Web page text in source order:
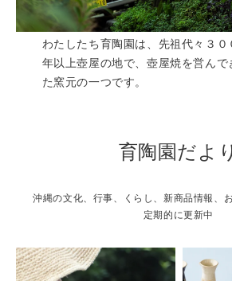
わたしたち育陶園は、先祖代々３０
年以上壺屋の地で、壺屋焼を営んで
た窯元の一つです。
育陶園だより
沖縄の文化、行事、くらし、新商品情報、
定期的に更新中